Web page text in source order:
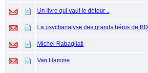
Un livre qui vaut le détour ..
La psychanalyse des grands héros de BD
Michel Rabagliati
Van Hamme